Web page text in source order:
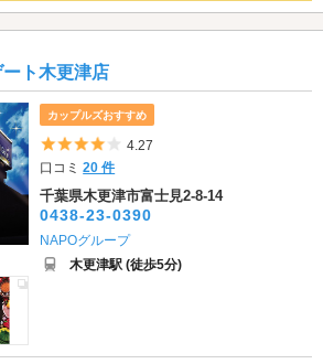
ト木更津店
カップルズおすすめ
5つ星のうち4
4.27
口コミ20 件
千葉県木更津市富士見2-8-14
0438-23-0390
NAPOグループ
木更津駅 (徒歩5分)